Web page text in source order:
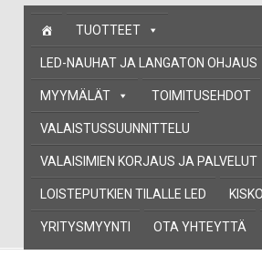
Skip
content
TUOTTEET
LED-NAUHAT JA LANGATON OHJAUS
MYYMÄLÄT TOIMITUSEHDOT
VALAISTUSSUUNNITTELU
VALAISIMIEN KORJAUS JA PALVELUT
LOISTEPUTKIEN TILALLE LED
YRITYSMYYNTI OTA YHTEYTTÄ